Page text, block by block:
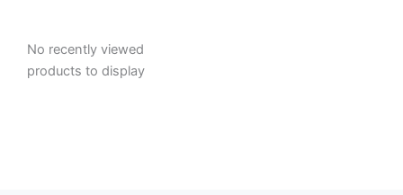
No recently viewed
products to display